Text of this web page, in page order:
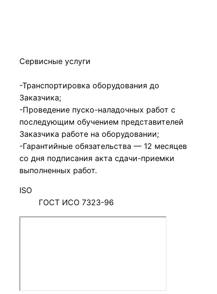
Сервисные услуги
-Транспортировка оборудования до
Заказчика;
-Проведение пуско-наладочных работ с
последующим обучением представителей
Заказчика работе на оборудовании;
-Гарантийные обязательства — 12 месяцев
со дня подписания акта сдачи-приемки
выполненных работ.
ISO
ГОСТ ИСО 7323-96